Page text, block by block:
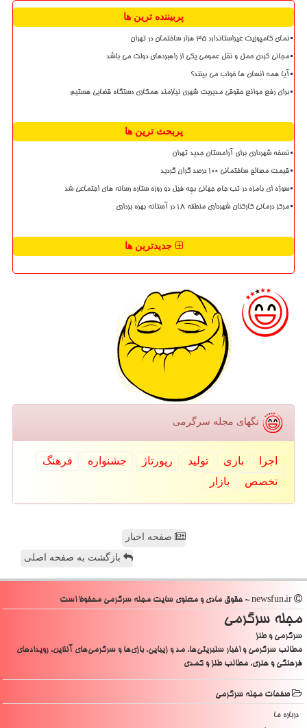
پربیننده ترین ها
نمای کامپوزیت غیراستاندارد ۳۵ هزار ساختمان در تهران
مجانی کردن حمل و نقل عمومی یکی از راهبردهای دولت می باشد
آیا همه انسان ها خواب می بینند؟
برای رفع موانع حقوقی مدیریت شهری نیازمند همکاری دستگاه قضایی هستیم
پربحث ترین ها
نسخه شهرداری برای آرامستان جدید تهران
قیمت مصالح ساختمانی ۱۰۰ درصد گران گردید
سوژه ای بامزه در تب جام جهانی بچه فیل دو روزه ستاره رسانه های اجتماعی شد
مرکز درمانی کارکنان شهرداری منطقه ۱۸ در آستانه بهره برداری
جدیدترین ها
تگهای مجله سرگرمی
اجرا بازی تولید رپورتاژ جشنواره
فرهنگ
تخصص
بازار
صفحه اخبار
بازگشت به صفحه اصلی
مجله سرگرمی
سرگرمی و طنز
مطالب سرگرمی و اخبار سلبریتی‌ها، مد و زیبایی، بازی‌ها و سرگرمی‌های آنلاین، رویدادهای
فرهنگی و هنری، مطالب طنز و کمدی
صفحات مجله سرگرمی
درباره ما